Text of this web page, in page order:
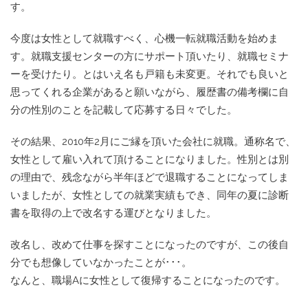
す。
今度は女性として就職すべく、心機一転就職活動を始めま
す。就職支援センターの方にサポート頂いたり、就職セミナ
ーを受けたり。とはいえ名も戸籍も未変更。それでも良いと
思ってくれる企業があると願いながら、履歴書の備考欄に自
分の性別のことを記載して応募する日々でした。
その結果、2010年2月にご縁を頂いた会社に就職。通称名で、
女性として雇い入れて頂けることになりました。性別とは別
の理由で、残念ながら半年ほどで退職することになってしま
いましたが、女性としての就業実績もでき、同年の夏に診断
書を取得の上で改名する運びとなりました。
改名し、改めて仕事を探すことになったのですが、この後自
分でも想像していなかったことが･･･。
なんと、職場Aに女性として復帰することになったのです。